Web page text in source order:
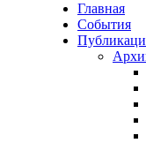
Главная
События